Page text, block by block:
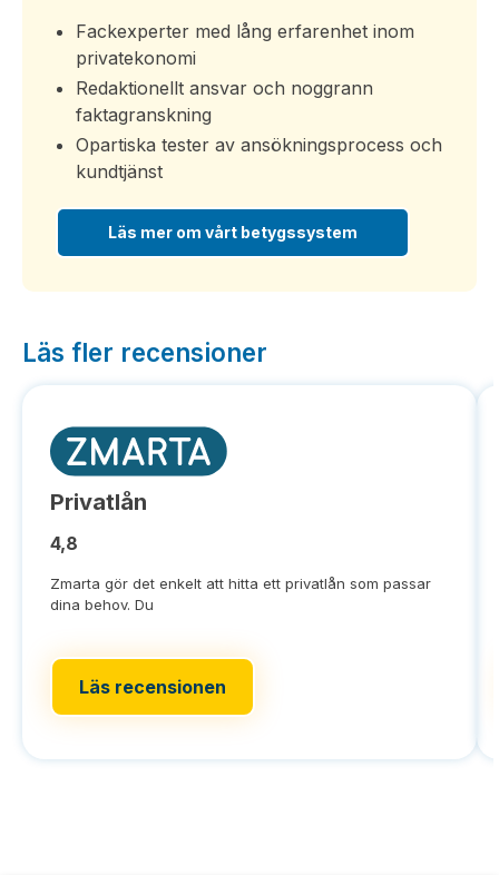
Fackexperter med lång erfarenhet inom
privatekonomi
Redaktionellt ansvar och noggrann
faktagranskning
Opartiska tester av ansökningsprocess och
kundtjänst
Läs mer om vårt betygssystem
Läs fler recensioner
Privatlån
4,8
Zmarta gör det enkelt att hitta ett privatlån som passar
dina behov. Du
Läs recensionen